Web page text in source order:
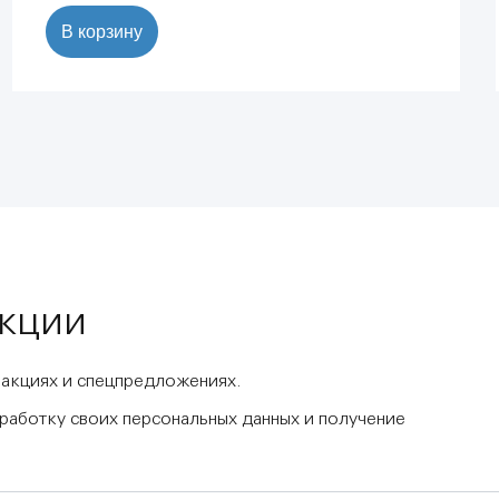
В корзину
и спецпредложениях.
своих персональных данных и получение